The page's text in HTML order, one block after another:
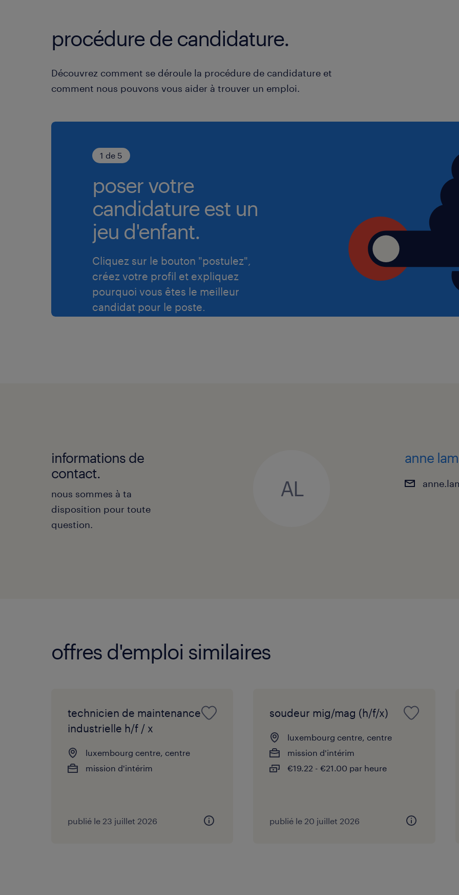
sa place et à exercer son métier avec
o De rejoindre entreprise où
o D’intégrer une entreprise qui agit
objectifs de responsabilité sociétale
o Des formations continues pour
o Un package salarial en ligne avec
avantages extra-légaux.
Votre contrat
Date de commencement : dès que
Localisation : Grand-duché de
Salaire : de 4500 à 7500 brut/mois
Adressez-nous votre CV
motivation en indiquant la référence
procédure de candidature.
Découvrez comment se déroule la procédure de candidature et
comment nous pouvons vous aider à trouver un emploi.
1 de 5
poser votre
candidature est un
jeu d'enfant.
Cliquez sur le bouton "postulez",
créez votre profil et expliquez
pourquoi vous êtes le meilleur
candidat pour le poste.
informations de
contact.
nous sommes à ta
disposition pour toute
question.
AL
anne
offres d'emploi similaires
technicien de maintenance
industrielle h/f / x
luxembourg centre, centre
mission d'intérim
publié le 23 juillet 2026
soudeur mig/mag (h/f/x)
luxembourg centre, centre
mission d'intérim
€19.22 - €21.00 par heure
publié le 20 juillet 2026